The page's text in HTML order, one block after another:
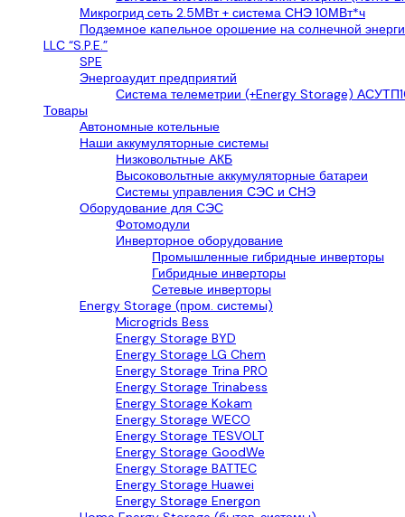
Микрогрид сеть 2.5МВт + система СНЭ 10МВт*ч
Подземное капельное орошение на солнечной
LLС “S.P.E.”
SPE
Энергоаудит предприятий
Система телеметрии (+Energy Storage)
Товары
Автономные котельные
Наши аккумуляторные системы
Низковольтные АКБ
Высоковольтные аккумуляторные батареи
Системы управления СЭС и СНЭ
Оборудование для СЭС
Фотомодули
Инверторное оборудование
Промышленные гибридные инверторы
Гибридные инверторы
Сетевые инверторы
Energy Storage (пром. системы)
Microgrids Bess
Energy Storage BYD
Energy Storage LG Chem
Energy Storage Trina PRO
Energy Storage Trinabess
Energy Storage Kokam
Energy Storage WECO
Energy Storage TESVOLT
Energy Storage GoodWe
Energy Storage BATTEC
Energy Storage Huawei
Energy Storage Energon